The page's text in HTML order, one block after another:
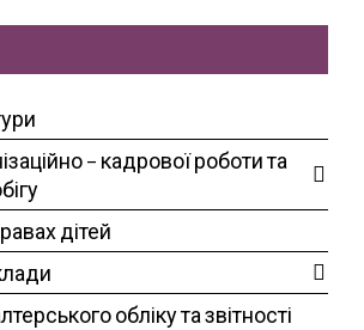
– кадрової роботи та
дітей
обліку та звітності